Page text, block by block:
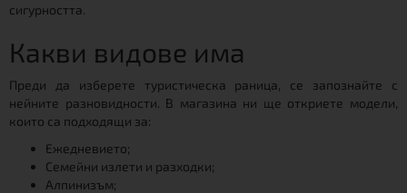
сигурността.
Какви видове има
Преди да изберете туристическа раница, се запознайте с
нейните разновидности. В магазина ни ще откриете модели,
които са подходящи за:
Ежедневието;
Семейни излети и разходки;
Алпинизъм;